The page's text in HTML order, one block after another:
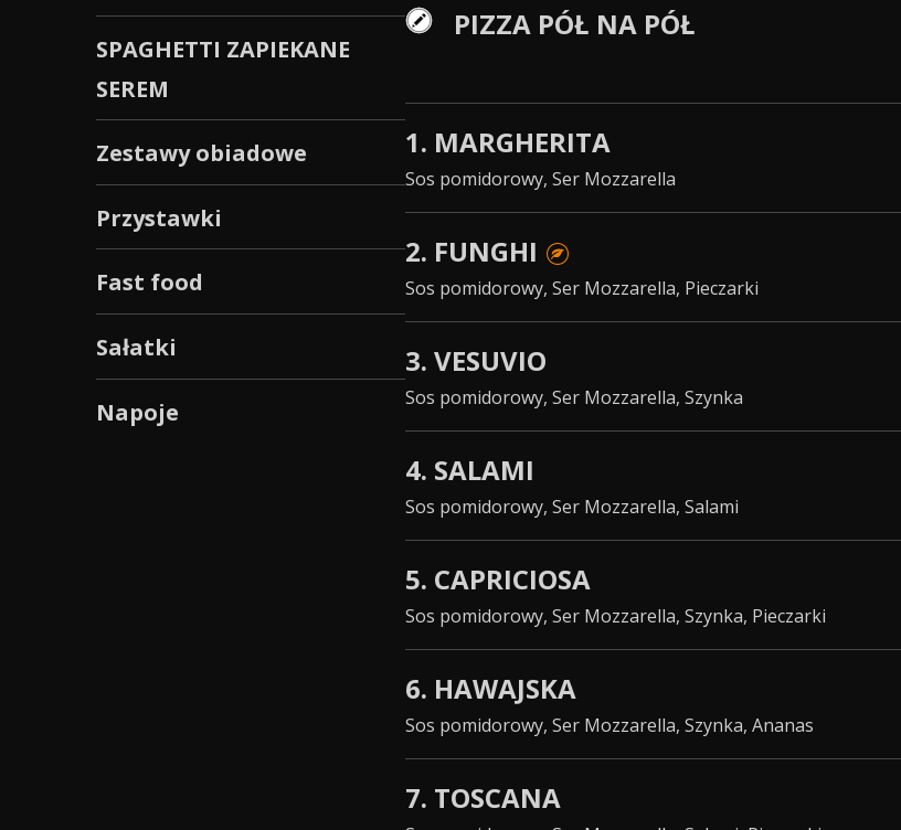
SPAGHETTI ZAPIEKANE
SEREM
Zestawy obiadowe
Przystawki
Fast food
Sałatki
Napoje
PIZZA PÓŁ NA PÓŁ
1. MARGHERITA
Sos pomidorowy, Ser Mozzarella
2. FUNGHI
Sos pomidorowy, Ser Mozzarella, Pieczarki
3. VESUVIO
Sos pomidorowy, Ser Mozzarella, Szynka
4. SALAMI
Sos pomidorowy, Ser Mozzarella, Salami
5. CAPRICIOSA
Sos pomidorowy, Ser Mozzarella, Szynka, Pieczarki
6. HAWAJSKA
Sos pomidorowy, Ser Mozzarella, Szynka, Ananas
7. TOSCANA